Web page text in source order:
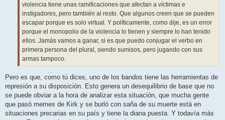
violencia tiene unas ramificaciones que afectan a víctimas e
instigadores, pero también al resto. Que algunos creen que se pueden
escapar porque es solo virtual. Y políticamente, como dije, es un error
porque el monopolio de la violencia lo tienen y siempre lo han tenido
ellos. Jamás vamos a ganar, si es que puedo conjugar el verbo en
primera persona del plural, siendo sumisos, pero jugando con sus
armas tampoco.
Pero es que, como tú dices, uno de los bandos tiene las herramientas de
represión a su disposición. Esto genera un desequilibrio de base que no
se puede obviar a la hora de analizar esta situación, que mucha gente
que pasó memes de Kirk y se burló con saña de su muerte está en
situaciones precarias en su país y tiene la diana puesta. Y todavía más